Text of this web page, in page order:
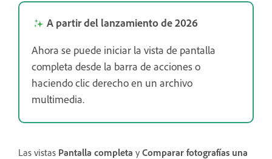
A partir del lanzamiento de 2026
Ahora se puede iniciar la vista de pantalla
completa desde la barra de acciones o
haciendo clic derecho en un archivo
multimedia.
Las vistas Pantalla completa y Comparar fotografías una